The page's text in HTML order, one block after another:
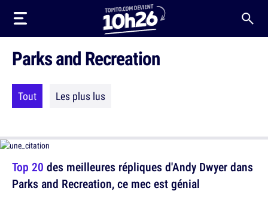
Parks and Recreation
Tout Les plus lus
Top 20 des meilleures répliques d'Andy Dwyer dans
Parks and Recreation, ce mec est génial